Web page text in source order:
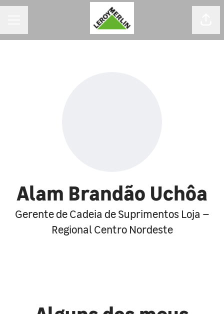
Alam Brandão Uchôa
Gerente de Cadeia de Suprimentos Loja –
Regional Centro Nordeste